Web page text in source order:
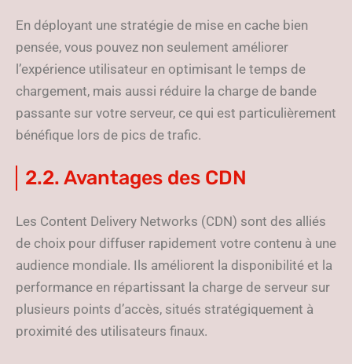
En déployant une stratégie de mise en cache bien
pensée, vous pouvez non seulement améliorer
l’expérience utilisateur en optimisant le temps de
chargement, mais aussi réduire la charge de bande
passante sur votre serveur, ce qui est particulièrement
bénéfique lors de pics de trafic.
2.2. Avantages des CDN
Les Content Delivery Networks (CDN) sont des alliés
de choix pour diffuser rapidement votre contenu à une
audience mondiale. Ils améliorent la disponibilité et la
performance en répartissant la charge de serveur sur
plusieurs points d’accès, situés stratégiquement à
proximité des utilisateurs finaux.